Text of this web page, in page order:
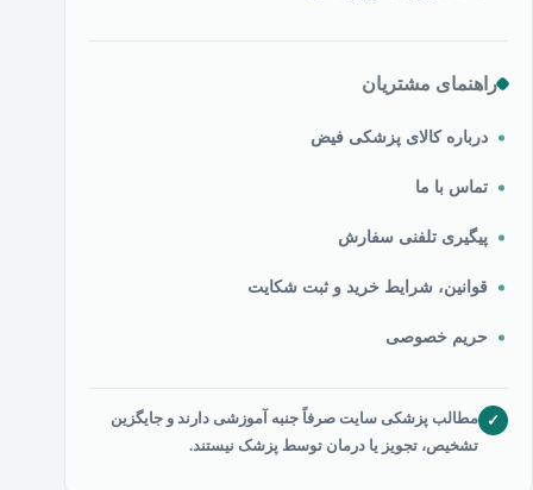
راهنمای مشتریان
درباره کالای پزشکی فیض
تماس با ما
پیگیری تلفنی سفارش
قوانین، شرایط خرید و ثبت شکایت
حریم خصوصی
✓
مطالب پزشکی سایت صرفاً جنبه آموزشی دارند و جایگزین
تشخیص، تجویز یا درمان توسط پزشک نیستند.